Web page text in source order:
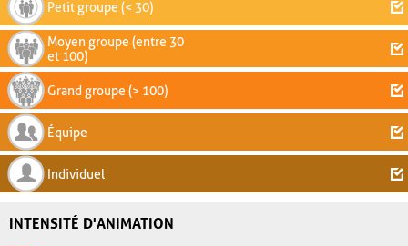
Petit groupe (< 30)
Moyen groupe (entre 30
et 100)
Grand groupe (> 100)
Équipe
Individuel
INTENSITÉ D'ANIMATION